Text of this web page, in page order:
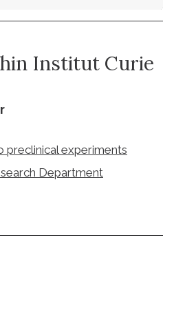
Institut Curie
preclinical experiments
Department